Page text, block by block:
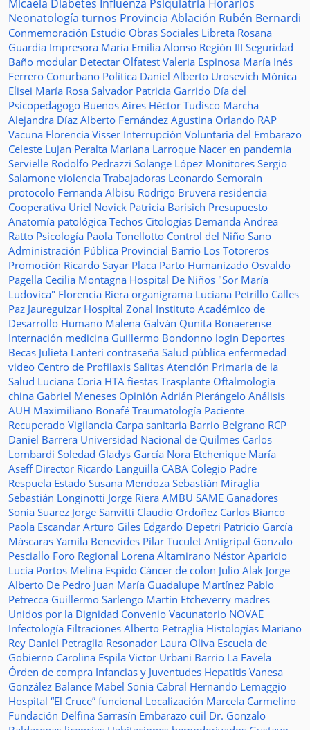
Micaela Diabetes Influenza Psiquiatría Horarios
Neonatología turnos Provincia Ablación Rubén Bernardi
Conmemoración Estudio Obras Sociales Libreta Rosana
Guardia Impresora María Emilia Alonso Región III Seguridad
Baño modular Detectar Olfatest Valeria Espinosa María Inés
Ferrero Conurbano Política Daniel Alberto Urosevich Mónica
Elisei María Rosa Salvador Patricia Garrido Día del
Psicopedagogo Buenos Aires Héctor Tudisco Marcha
Alejandra Díaz Alberto Fernández Agustina Orlando RAP
Vacuna Florencia Visser Interrupción Voluntaria del Embarazo
Celeste Lujan Peralta Mariana Larroque Nacer en pandemia
Servielle Rodolfo Pedrazzi Solange López Monitores Sergio
Salamone violencia Trabajadoras Leonardo Semorain
protocolo Fernanda Albisu Rodrigo Bruvera residencia
Cooperativa Uriel Novick Patricia Barisich Presupuesto
Anatomía patológica Techos Citologías Demanda Andrea
Ratto Psicología Paola Tonellotto Control del Niño Sano
Administración Pública Provincial Barrio Los Totoreros
Promoción Ricardo Sayar Placa Parto Humanizado Osvaldo
Pagella Cecilia Montagna Hospital De Niños "Sor María
Ludovica" Florencia Riera organigrama Luciana Petrillo Calles
Paz Jaureguizar Hospital Zonal Instituto Académico de
Desarrollo Humano Malena Galván Qunita Bonaerense
Internación medicina Guillermo Bondonno login Deportes
Becas Julieta Lanteri contraseña Salud pública enfermedad
video Centro de Profilaxis Salitas Atención Primaria de la
Salud Luciana Coria HTA fiestas Trasplante Oftalmología
china Gabriel Meneses Opinión Adrián Pierángelo Análisis
AUH Maximiliano Bonafé Traumatología Paciente
Recuperado Vigilancia Carpa sanitaria Barrio Belgrano RCP
Daniel Barrera Universidad Nacional de Quilmes Carlos
Lombardi Soledad Gladys García Nora Etchenique María
Aseff Director Ricardo Languilla CABA Colegio Padre
Respuela Estado Susana Mendoza Sebastián Miraglia
Sebastián Longinotti Jorge Riera AMBU SAME Ganadores
Sonia Suarez Jorge Sanvitti Claudio Ordoñez Carlos Bianco
Paola Escandar Arturo Giles Edgardo Depetri Patricio García
Máscaras Yamila Benevides Pilar Tuculet Antigripal Gonzalo
Pesciallo Foro Regional Lorena Altamirano Néstor Aparicio
Lucía Portos Melina Espido Cáncer de colon Julio Alak Jorge
Alberto De Pedro Juan María Guadalupe Martínez Pablo
Petrecca Guillermo Sarlengo Martín Etcheverry madres
Unidos por la Dignidad Convenio Vacunatorio NOVAE
Infectología Filtraciones Alberto Petraglia Histologías Mariano
Rey Daniel Petraglia Resonador Laura Oliva Escuela de
Gobierno Carolina Espila Victor Urbani Barrio La Favela
Órden de compra Infancias y Juventudes Hepatitis Vanesa
González Balance Mabel Sonia Cabral Hernando Lemaggio
Hospital “El Cruce” funcional Localización Marcela Carmelino
Fundación Delfina Sarrasín Embarazo cuil Dr. Gonzalo